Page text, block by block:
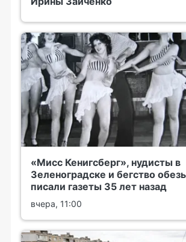
«Мисс Кенигсберг», нудисты в
Зеленоградске и бегство
писали газеты 35 лет назад
вчера, 11:00